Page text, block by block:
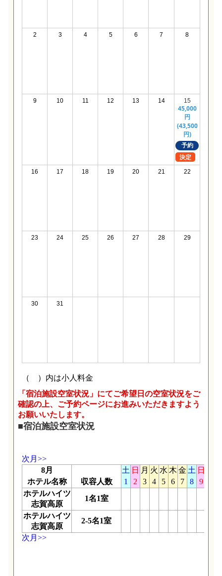
「宿泊施設空室状況」にてご希望日の空室状況をご
確認の上、ご予約ページにお進みいただきますよう
お願いいたします。
■宿泊施設空室状況